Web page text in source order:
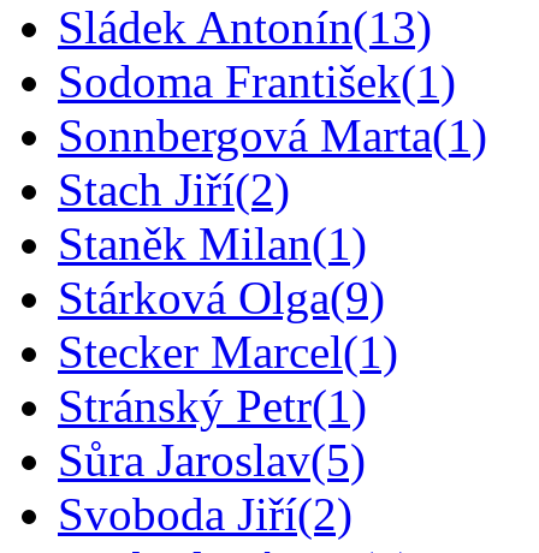
Sládek Antonín(13)
Sodoma František(1)
Sonnbergová Marta(1)
Stach Jiří(2)
Staněk Milan(1)
Stárková Olga(9)
Stecker Marcel(1)
Stránský Petr(1)
Sůra Jaroslav(5)
Svoboda Jiří(2)